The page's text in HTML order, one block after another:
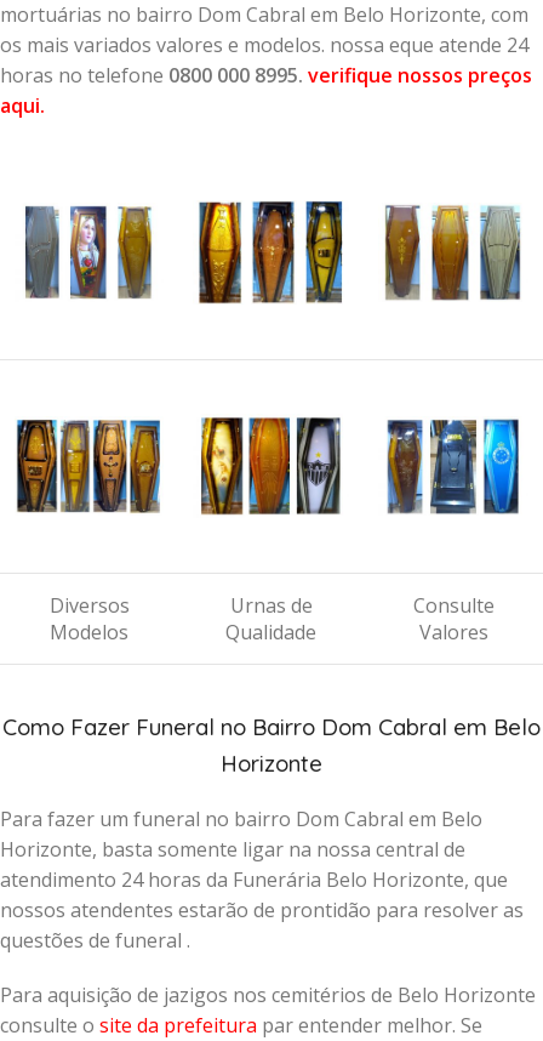
mortuárias no bairro Dom Cabral em Belo Horizonte, com
os mais variados valores e modelos. nossa eque atende 24
horas no telefone 0800 000 8995. verifique nossos preços
aqui.
Diversos
Modelos
Urnas de
Qualidade
Consulte
Valores
Como Fazer Funeral no Bairro Dom Cabral em Belo
Horizonte
Para fazer um funeral no bairro Dom Cabral em Belo
Horizonte, basta somente ligar na nossa central de
atendimento 24 horas da Funerária Belo Horizonte, que
nossos atendentes estarão de prontidão para resolver as
questões de funeral .
Para aquisição de jazigos nos cemitérios de Belo Horizonte
consulte o site da prefeitura par entender melhor. Se